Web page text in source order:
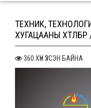
ТЕХНИК,
ХУГАЦААНЫ
360 ХҮН ҮЗСЭН БАЙНА